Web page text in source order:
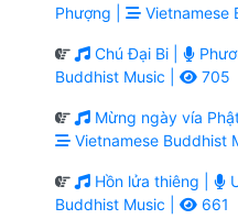
Phượng |
Vietnamese
Chú Đại Bi |
Buddhist Music |
705
Mừng ngày vía
Vietnamese Buddhist
Hồn lửa thiêng |
Buddhist Music |
661